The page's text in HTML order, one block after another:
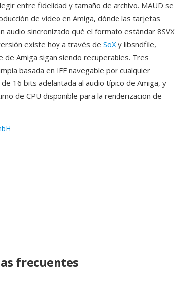
entre fidelidad y tamaño de archivo. MAUD se
de vídeo en Amiga, dónde las tarjetas
audio sincronizado qué el formato estándar 8SVX
existe hoy a través de SoX y libsndfile,
de Amiga sigan siendo recuperables. Tres
basada en IFF navegable por cualquier
16 bits adelantada al audio típico de Amiga, y
de CPU disponible para la renderizacion de
frecuentes